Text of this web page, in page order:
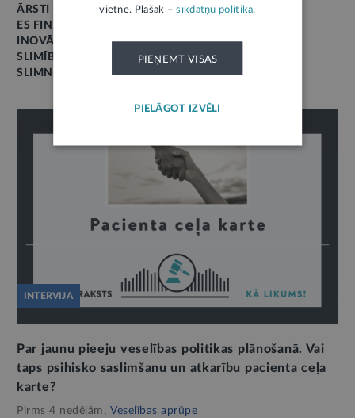
ĀRSTI
ES FINANSĒJUMS
INOVĀCIJAS
SLIMĪBA
SLIMNĪCA
INTERVIJA
Par jaunu pieeju veselības politikas plānošanā. Vai
taps psihisko saslimšanu un atkarību pacienta ceļa
karte?
Pirms 4 nedēļām, Veselības aprūpe
vietnē. Plašāk –sīkdatņu politikā.
PIEŅEMT VISAS
PIELĀGOT IZVĒLI